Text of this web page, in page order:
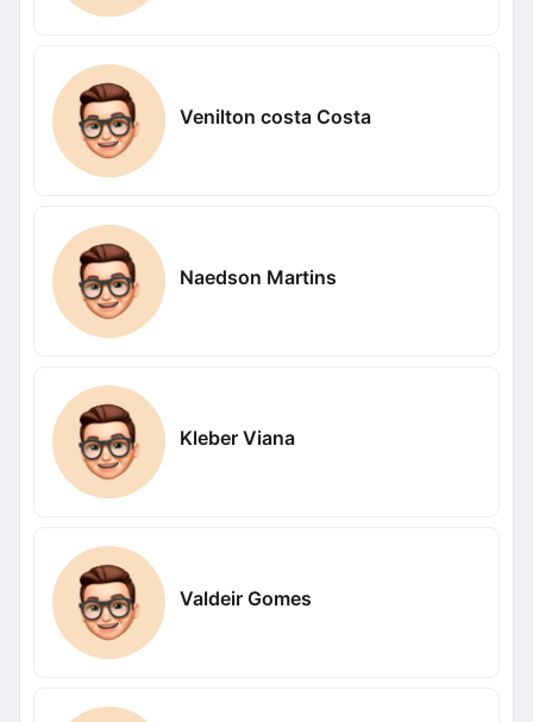
Venilton costa Costa
Naedson Martins
Kleber Viana
Valdeir Gomes